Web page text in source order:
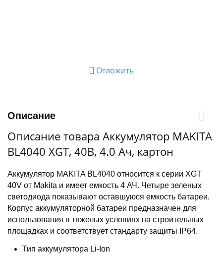
Отложить
Описание
Описание товара Аккумулятор MAKITA
BL4040 XGT, 40В, 4.0 Ач, картон
Аккумулятор MAKITA BL4040 относится к серии XGT
40V от Makita и имеет емкость 4 АЧ. Четыре зеленых
светодиода показывают оставшуюся емкость батареи.
Корпус аккумуляторной батареи предназначен для
использования в тяжелых условиях на строительных
площадках и соответствует стандарту защиты IP64.
Тип аккумулятора Li-Ion